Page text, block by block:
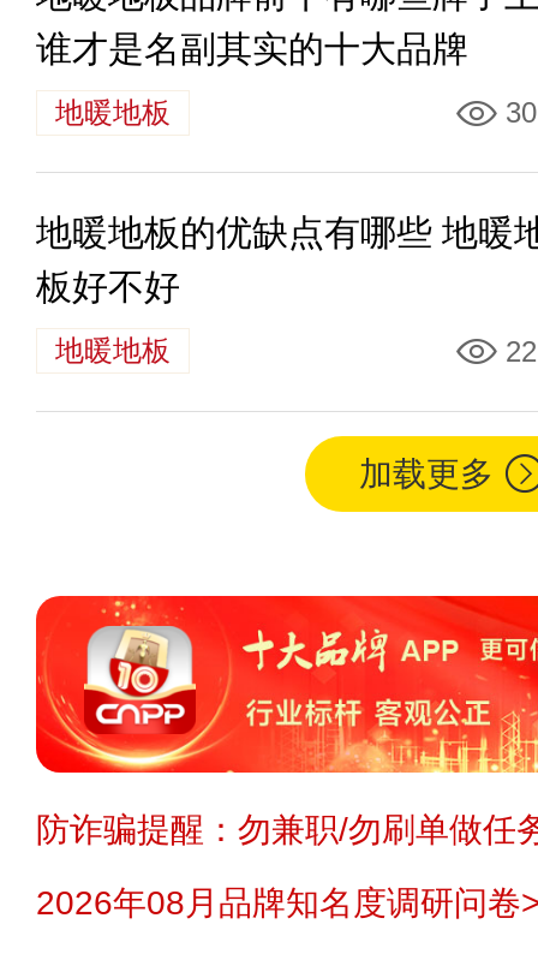
谁才是名副其实的十大品牌
地暖地板
地暖地板的优缺点有哪些 地暖
板好不好
地暖地板
加载更多
防诈骗提醒：勿兼职/勿刷单做任
2026年08月品牌知名度调研问卷